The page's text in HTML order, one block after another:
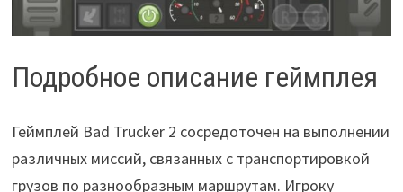
Подробное описание геймплея
Геймплей Bad Trucker 2 сосредоточен на выполнении
различных миссий, связанных с транспортировкой
грузов по разнообразным маршрутам. Игроку